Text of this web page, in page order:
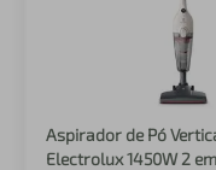
Aspirador de Pó
Electrolux 1450W 2